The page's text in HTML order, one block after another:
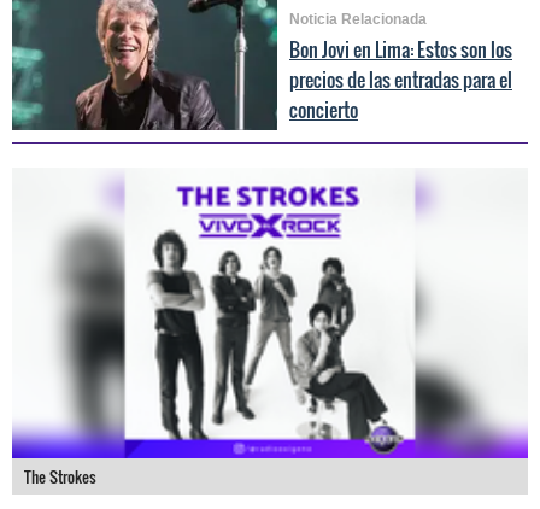
Noticia Relacionada
Bon Jovi en Lima: Estos son los
precios de las entradas para el
concierto
The Strokes